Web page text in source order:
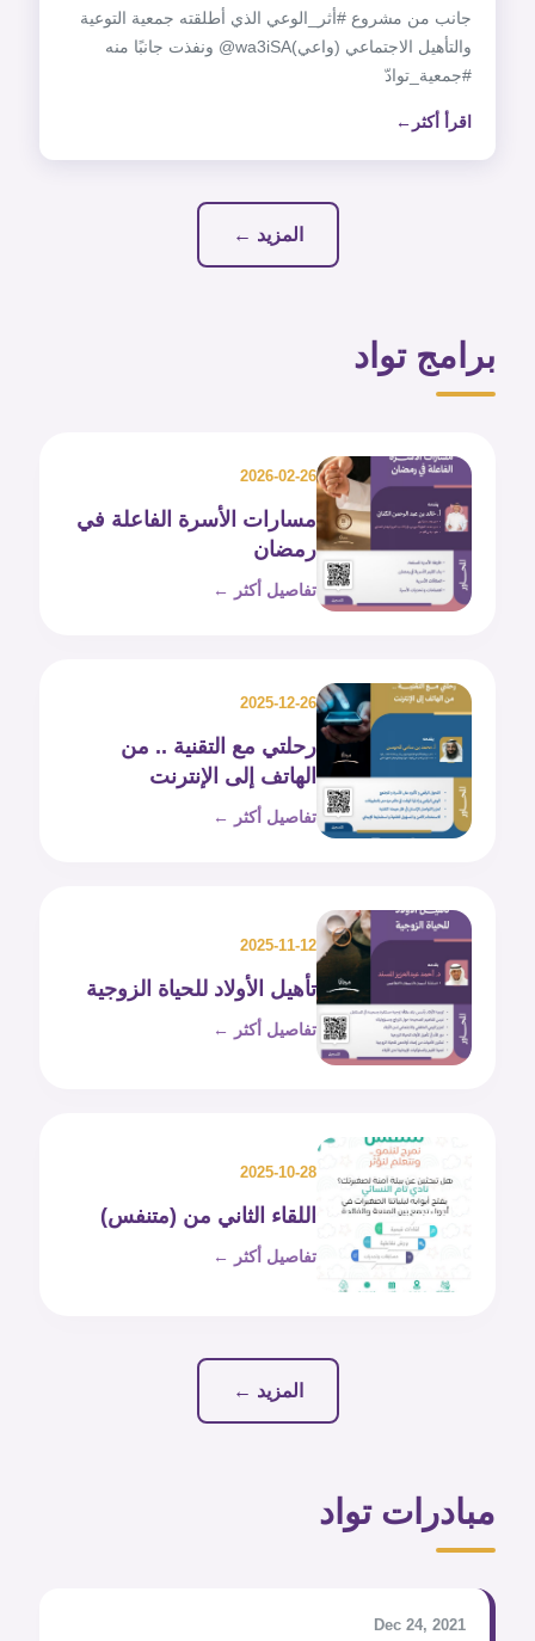
جانب من مشروع ‎#أثر_الوعي الذي أطلقته جمعية التوعية
والتأهيل الاجتماعي (واعي)‎@wa3iSA ونفذت جانبًا منه
اقرأ أكثر
المزيد ←
برامج تواد
2026-02-26
مسارات الأسرة الفاعلة في
رمضان
تفاصيل أكثر ←
2025-12-26
رحلتي مع التقنية .. من
الهاتف إلى الإنترنت
تفاصيل أكثر ←
2025-11-12
تأهيل الأولاد للحياة الزوجية
تفاصيل أكثر ←
2025-10-28
اللقاء الثاني من (متنفس)
تفاصيل أكثر ←
المزيد ←
مبادرات تواد
Dec 24, 2021